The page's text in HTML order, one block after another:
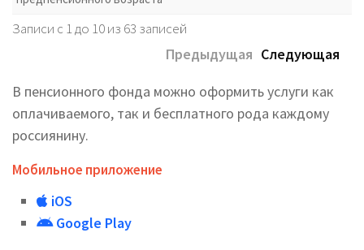
Записи с 1 до 10 из 63 записей
Предыдущая Следующая
В пенсионного фонда можно оформить услуги как
оплачиваемого, так и бесплатного рода каждому
россиянину.
Мобильное приложение
iOS
Google Play